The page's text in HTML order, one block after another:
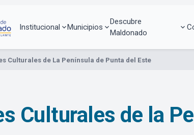
Institucional Municipios
Descubre
Maldonado
Culturales de La Península de Punta del Este
Culturales de la